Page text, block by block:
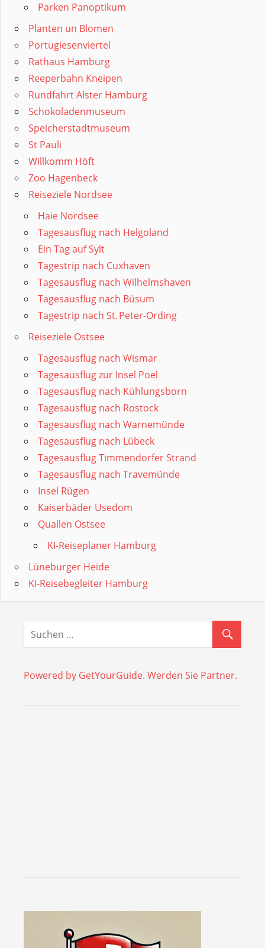
Parken Panoptikum
Planten un Blomen
Portugiesenviertel
Rathaus Hamburg
Reeperbahn Kneipen
Rundfahrt Alster Hamburg
Schokoladenmuseum
Speicherstadtmuseum
St Pauli
Willkomm Höft
Zoo Hagenbeck
Reiseziele Nordsee
Haie Nordsee
Tagesausflug nach Helgoland
Ein Tag auf Sylt
Tagestrip nach Cuxhaven
Tagesausflug nach Wilhelmshaven
Tagesausflug nach Büsum
Tagestrip nach St. Peter‑Ording
Reiseziele Ostsee
Tagesausflug nach Wismar
Tagesausflug zur Insel Poel
Tagesausflug nach Kühlungsborn
Tagesausflug nach Rostock
Tagesausflug nach Warnemünde
Tagesausflug nach Lübeck
Tagesausflug Timmendorfer Strand
Tagesausflug nach Travemünde
Insel Rügen
Kaiserbäder Usedom
Quallen Ostsee
KI-Reiseplaner Hamburg
Lüneburger Heide
KI-Reisebegleiter Hamburg
Powered by GetYourGuide. Werden Sie Partner.